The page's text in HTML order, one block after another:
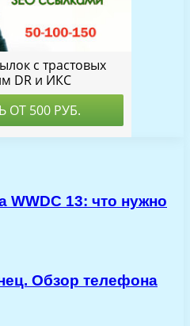
WWDC 13: что нужно
Обзор телефона